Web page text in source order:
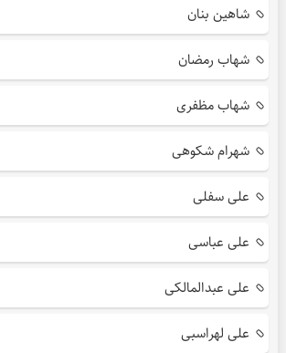
شاهین بنان
شهاب رمضان
شهاب مظفری
شهرام شکوهی
علی سفلی
علی عباسی
علی عبدالمالکی
علی لهراسبی